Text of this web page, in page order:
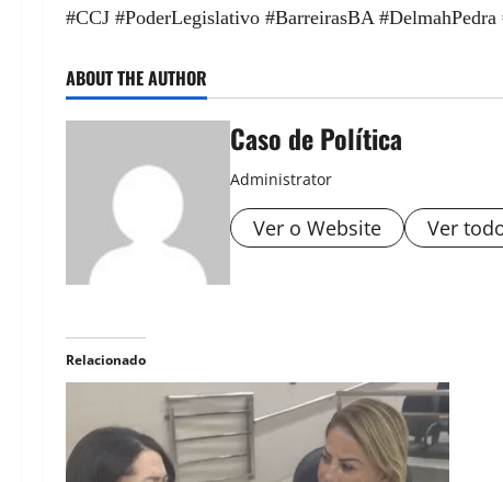
#CCJ #PoderLegislativo #BarreirasBA
ABOUT THE AUTHOR
Caso de Política
Administrator
Ver o Website Ver
Relacionado